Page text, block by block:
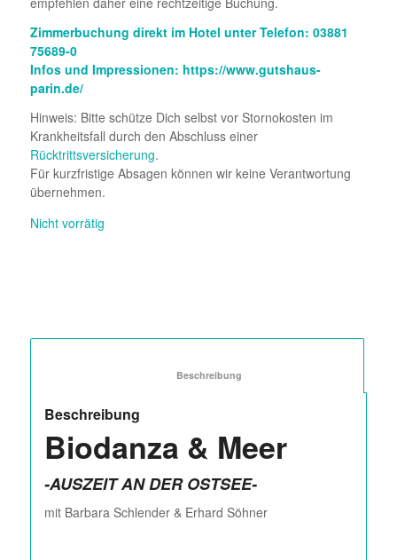
Zimmerbuchung direkt im Hotel unter Telefon: 03881
75689-0
Infos und Impressionen: https://www.gutshaus-
parin.de/
Hinweis: Bitte schütze Dich selbst vor Stornokosten im
Krankheitsfall durch den Abschluss einer
Rücktrittsversicherung.
Für kurzfristige Absagen können wir keine Verantwortung
übernehmen.
Nicht vorrätig
Beschreibung
Biodanza & Meer
-AUSZEIT AN DER OSTSEE-
mit Barbara Schlender & Erhard Söhner